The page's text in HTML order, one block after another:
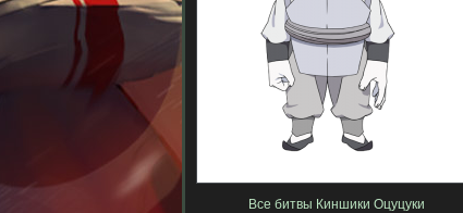
Все битвы Киншики Оцуцуки